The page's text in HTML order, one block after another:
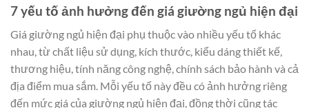
7 yếu tố ảnh hưởng đến giá giường ngủ hiện đại
Giá giường ngủ hiện đại phụ thuộc vào nhiều yếu tố khác
nhau, từ chất liệu sử dụng, kích thước, kiểu dáng thiết kế,
thương hiệu, tính năng công nghệ, chính sách bảo hành và cả
địa điểm mua sắm. Mỗi yếu tố này đều có ảnh hưởng riêng
đến mức giá của giường ngủ hiện đại, đồng thời cũng tác